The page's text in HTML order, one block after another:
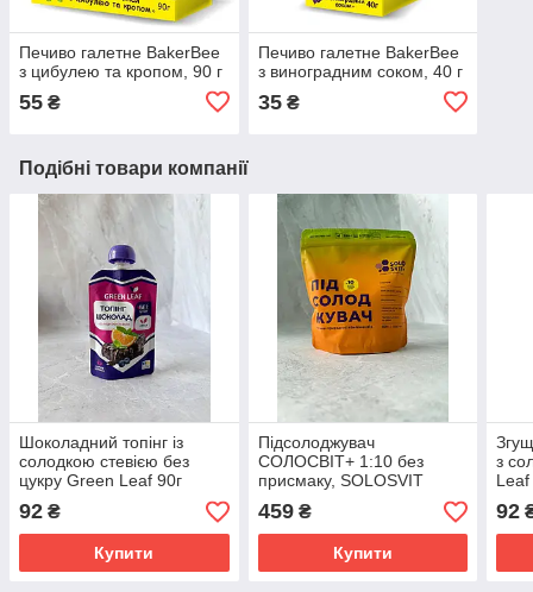
Печиво галетне BakerBee
з цибулею та кропом, 90 г
55 ₴
Печиво галетне BakerBee
з виноградним соком, 40 г
35₴
Подібні товари компанії
Шоколадний топінг із
солодкою стевією без
цукру Green Leaf 90г
92 ₴
Купити
Підсолоджувач
СОЛОСВІТ+ 1:10 без
присмаку, SOLOSVIT
ПОМАРАНЧЕВИЙ дойпак
500 г
459₴
Купити
з
Leaf
92